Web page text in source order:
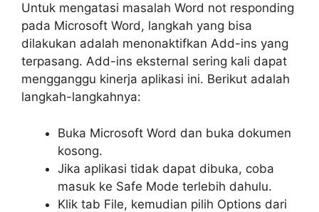
Untuk mengatasi masalah Word not responding
pada Microsoft Word, langkah yang bisa
dilakukan adalah menonaktifkan Add-ins yang
terpasang. Add-ins eksternal sering kali dapat
mengganggu kinerja aplikasi ini. Berikut adalah
langkah-langkahnya:
Buka Microsoft Word dan buka dokumen
kosong.
Jika aplikasi tidak dapat dibuka, coba
masuk ke Safe Mode terlebih dahulu.
Klik tab File, kemudian pilih Options dari